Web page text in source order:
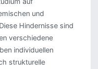
und
Hindernisse sind
verschiedene
individuellen
strukturelle